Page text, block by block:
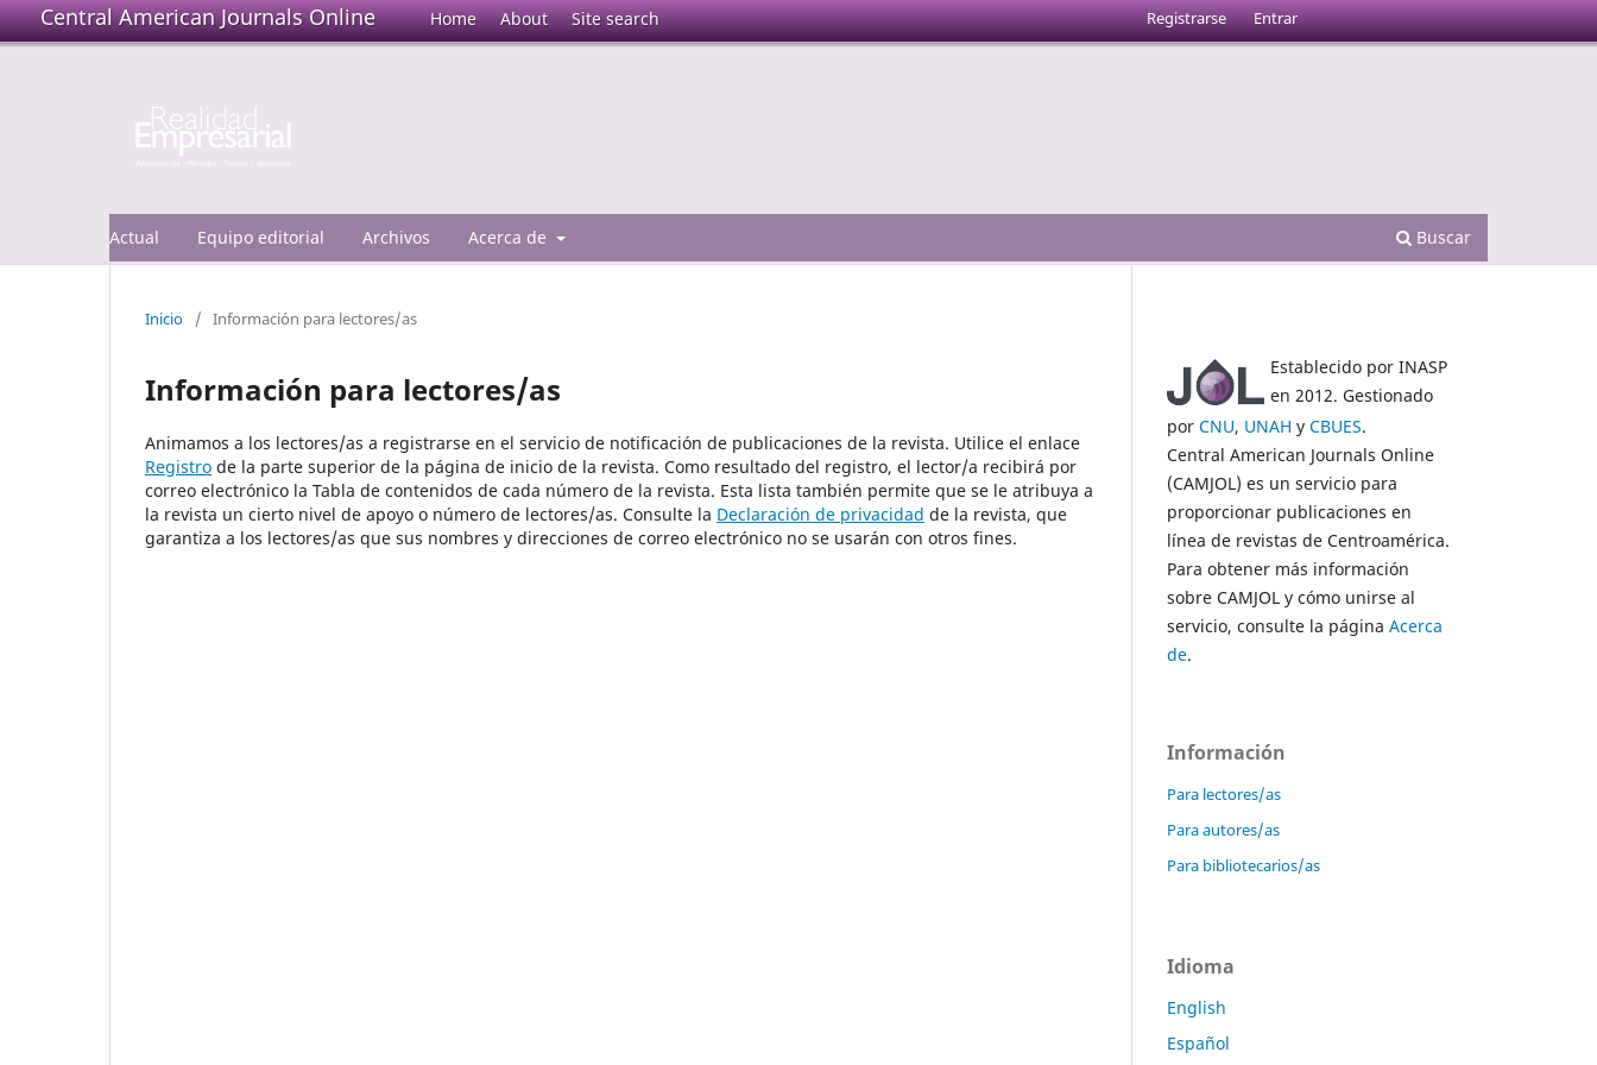
Central American Journals Online Home About Site search
Actual Equipo editorial Archivos Acerca de Buscar
Registrarse Entrar
Inicio / Información para lectores/as
Información para lectores/as
Animamos a los lectores/as a registrarse en el servicio de notificación de publicaciones de la revista. Utilice el enlace
Registro de la parte superior de la página de inicio de la revista. Como resultado del registro, el lector/a recibirá por
correo electrónico la Tabla de contenidos de cada número de la revista. Esta lista también permite que se le atribuya a
la revista un cierto nivel de apoyo o número de lectores/as. Consulte la Declaración de privacidad de la revista, que
garantiza a los lectores/as que sus nombres y direcciones de correo electrónico no se usarán con otros fines.
Establecido por INASP
en 2012. Gestionado
por CNU, UNAH y CBUES.
Central American Journals Online
(CAMJOL) es un servicio para
proporcionar publicaciones en
línea de revistas de Centroamérica.
Para obtener más información
sobre CAMJOL y cómo unirse al
servicio, consulte la página Acerca
de.
Información
Para lectores/as
Para autores/as
Para bibliotecarios/as
Idioma
English
Español